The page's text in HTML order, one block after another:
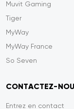
Muvit Gaming
Tiger
MyWay
MyWay France
So Seven
CONTACTEZ-
Entrez en contact